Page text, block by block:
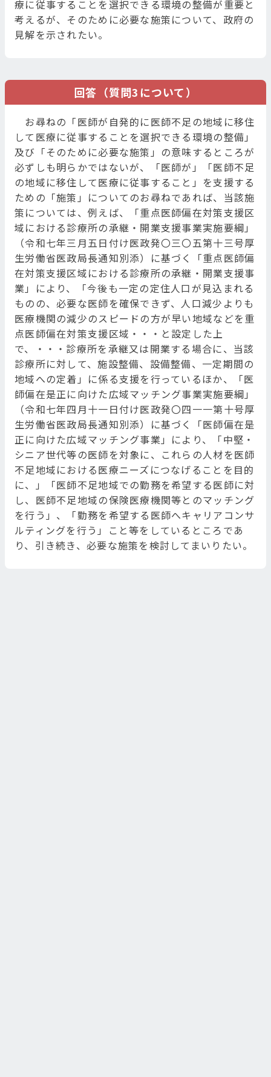
療に従事することを選択できる環境の整備が重要と
考えるが、そのために必要な施策について、政府の
見解を示されたい。
回答（質問3について）
お尋ねの「医師が自発的に医師不足の地域に移住
して医療に従事することを選択できる環境の整備」
及び「そのために必要な施策」の意味するところが
必ずしも明らかではないが、「医師が」「医師不足
の地域に移住して医療に従事すること」を支援する
ための「施策」についてのお尋ねであれば、当該施
策については、例えば、「重点医師偏在対策支援区
域における診療所の承継・開業支援事業実施要綱」
（令和七年三月五日付け医政発〇三〇五第十三号厚
生労働省医政局長通知別添）に基づく「重点医師偏
在対策支援区域における診療所の承継・開業支援事
業」により、「今後も一定の定住人口が見込まれる
ものの、必要な医師を確保できず、人口減少よりも
医療機関の減少のスピードの方が早い地域などを重
点医師偏在対策支援区域・・・と設定した上
で、・・・診療所を承継又は開業する場合に、当該
診療所に対して、施設整備、設備整備、一定期間の
地域への定着」に係る支援を行っているほか、「医
師偏在是正に向けた広域マッチング事業実施要綱」
（令和七年四月十一日付け医政発〇四一一第十号厚
生労働省医政局長通知別添）に基づく「医師偏在是
正に向けた広域マッチング事業」により、「中堅・
シニア世代等の医師を対象に、これらの人材を医師
不足地域における医療ニーズにつなげることを目的
に、」「医師不足地域での勤務を希望する医師に対
し、医師不足地域の保険医療機関等とのマッチング
を行う」、「勤務を希望する医師へキャリアコンサ
ルティングを行う」こと等をしているところであ
り、引き続き、必要な施策を検討してまいりたい。